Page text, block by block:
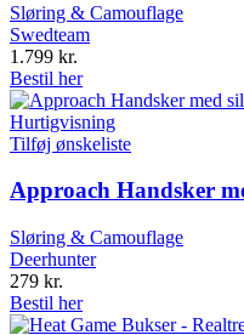
Sløring & Camouflage
Swedteam
1.799 kr.
Bestil her
Hurtigvisning
Tilføj ønskeliste
Approach Handsker
Sløring & Camouflage
Deerhunter
279 kr.
Bestil her